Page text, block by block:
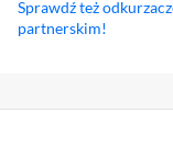
Sprawdź też
partnerskim!